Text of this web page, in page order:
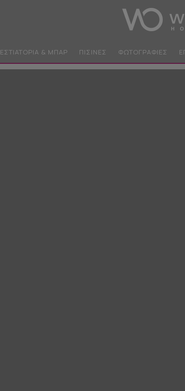
ΕΣΤΙΑΤΌΡΙΑ & ΜΠΑΡ ΠΙΣΊΝΕΣ ΦΩΤΟΓΡΑΦΊΕΣ